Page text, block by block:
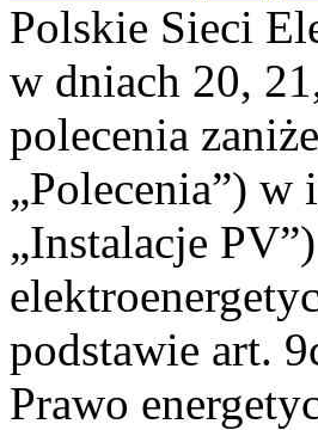
Polskie Sieci
w dniach 20,
polecenia
„Polecenia”)
„Instalacje
podstawie art.
Prawo